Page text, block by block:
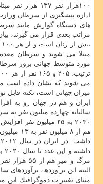
۱۰۰هزار نفر
اداره پیشگیری از سرطان
های دستگاه گوارش مانند
مراتب بعدی قرار می گیرند،
مبتلا می شوند و سرطان
مورد متوسط جهانی بروز
می شوند كه نشان داده است
میزان جهانی است، نكته قابل
سالیانه چهارده میلیون نفر به
۲۰۳۰ به ۲۵ میلیون
هم از ۸
البته این برآوردها، برآوردهای
مبنای تغییرات دموگرافیك